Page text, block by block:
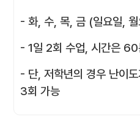
- 화, 수, 목, 금 (일요일,
- 1일 2회 수업, 시간은 60
- 단, 저학년의 경우 난이
3회 가능